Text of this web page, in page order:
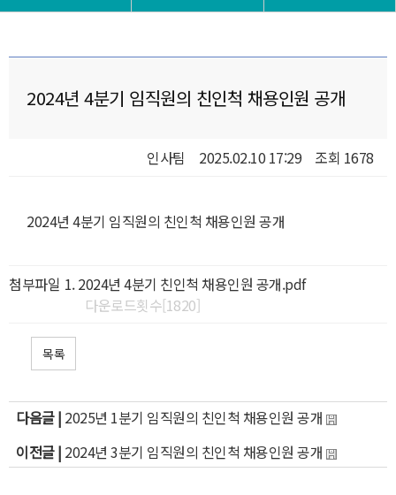
2024년 4분기 임직원의 친인척 채용인원 공개
인사팀 2025.02.10 17:29 조회 1678
2024년 4분기 임직원의 친인척 채용인원 공개
첨부파일
2024년 4분기 친인척 채용인원 공개.pdf
다운로드횟수[1820]
목록
다음글 | 2025년 1분기 임직원의 친인척 채용인원 공개
이전글 | 2024년 3분기 임직원의 친인척 채용인원 공개